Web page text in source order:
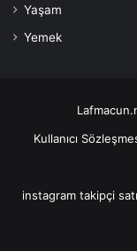
Yaşam
Yemek
Kullanıcı
instagram takipçi